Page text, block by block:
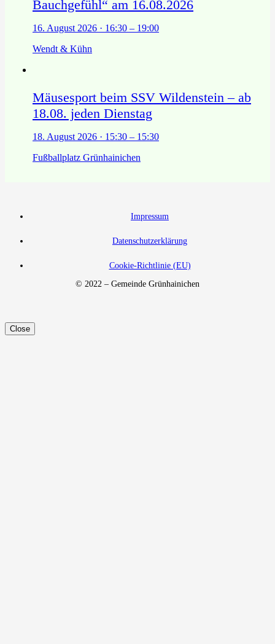
Bauchgefühl“ am 16.08.2026
16. August 2026 · 16:30 – 19:00
Wendt & Kühn
Mäusesport beim SSV Wildenstein – ab
18.08. jeden Dienstag
18. August 2026 · 15:30 – 15:30
Fußballplatz Grünhainichen
Impressum
Datenschutzerklärung
Cookie-Richtlinie (EU)
© 2022 – Gemeinde Grünhainichen
Close